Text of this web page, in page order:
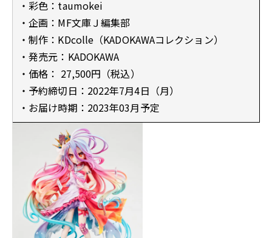
・彩色：taumokei
・企画：MF文庫Ｊ編集部
・制作：KDcolle（KADOKAWAコレクション）
・発売元：KADOKAWA
・価格： 27,500円（税込）
・予約締切日：2022年7月4日（月）
・お届け時期：2023年03月予定